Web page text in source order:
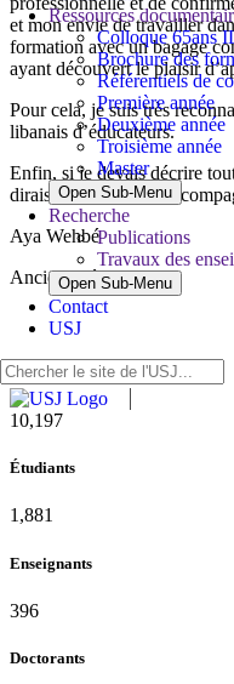
Ressources
Colloque 65ans
Brochure des
Référentiels de
Première année
Deuxième année
Troisième année
Master
Open Sub-Menu
Recherche
Publications
Travaux des
Open Sub-Menu
Contact
USJ
et mon envie de travailler
formation avec un bagage
ayant découvert le plaisir
Pour cela, je suis très
libanais d’éducateurs.
Enfin, si je devais décrire
dirais Convivialité,
Aya Wehbé
Ancienne étudiante
10,815
Étudiants
1,995
Enseignants
420
Doctorants